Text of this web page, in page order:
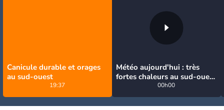
Canicule durable et orages
au sud-ouest
19:37
Météo aujourd'hui : très
fortes chaleurs au sud-ouest
avant des orages, jusqu'à
39°C
00h00